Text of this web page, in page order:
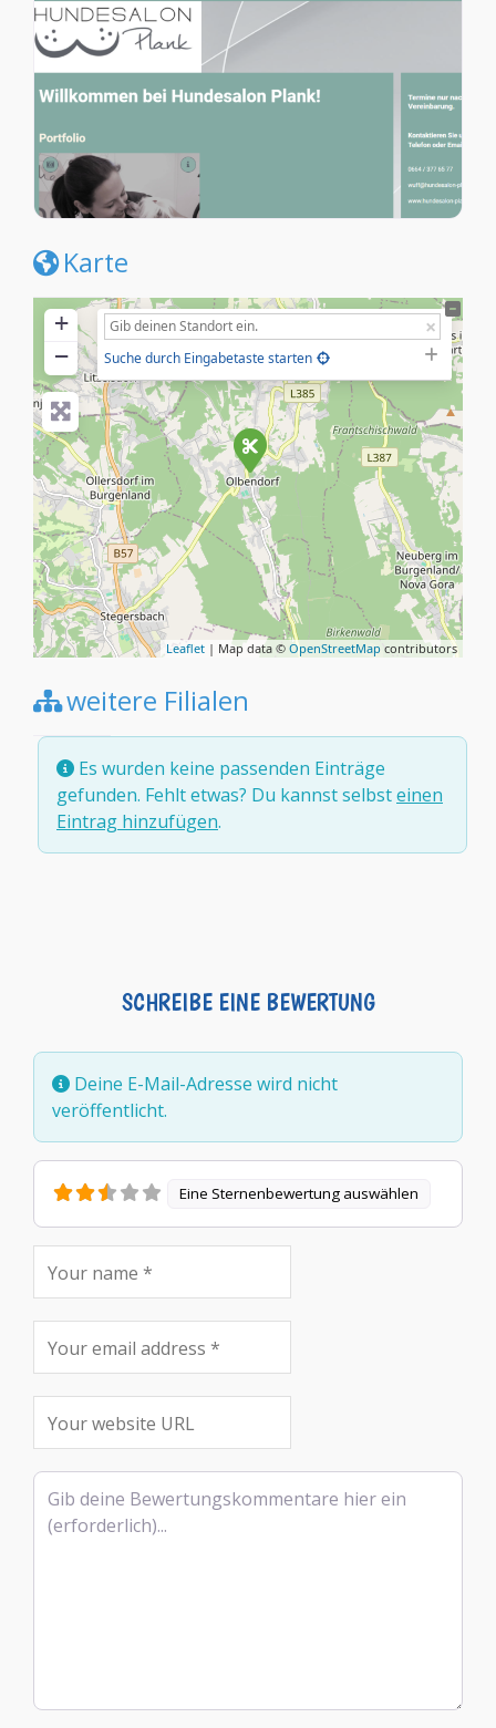
Karte
+
−
Suche durch Eingabetaste starten
Leaflet | Map data © OpenStreetMap contributors
weitere Filialen
Es wurden keine passenden Einträge
gefunden. Fehlt etwas? Du kannst selbsteinen
Eintrag hinzufügen.
SCHREIBE EINE BEWERTUNG
Deine E-Mail-Adresse wird nicht
veröffentlicht.
Eine Sternenbewertung auswählen
Rezensionstext